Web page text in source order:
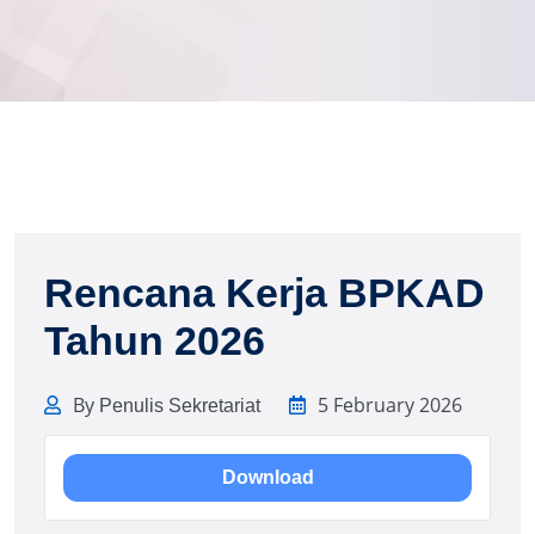
Rencana Kerja BPKAD
Tahun 2026
By Penulis Sekretariat 5 February 2026
Download